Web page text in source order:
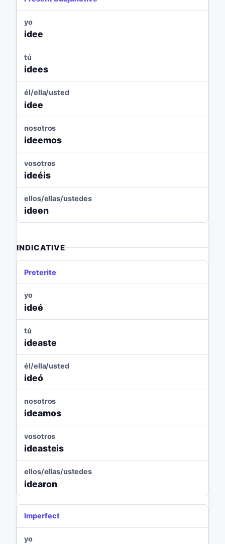
yo
idee
tú
idees
él/ella/usted
idee
nosotros
ideemos
vosotros
ideéis
ellos/ellas/ustedes
ideen
INDICATIVE
Preterite
yo
ideé
tú
ideaste
él/ella/usted
ideó
nosotros
ideamos
vosotros
ideasteis
ellos/ellas/ustedes
idearon
Imperfect
yo